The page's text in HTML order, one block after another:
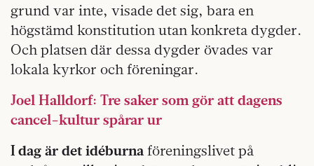
grund var inte, visade det sig, bara en
högstämd konstitution utan konkreta dygder.
Och platsen där dessa dygder övades var
lokala kyrkor och föreningar.
Joel Halldorf: Tre saker som gör att dagens
cancel-kultur spårar ur
I dag är det idéburna föreningslivet på